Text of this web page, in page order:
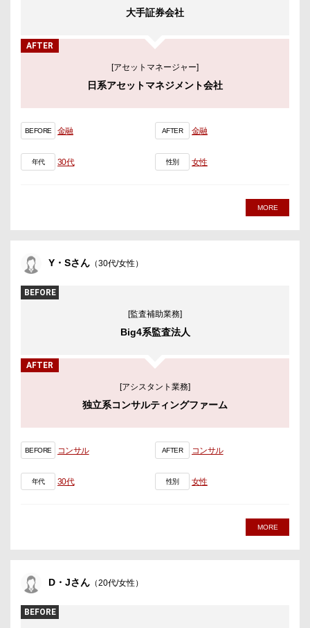
大手証券会社
AFTER
[アセットマネージャー]
日系アセットマネジメント会社
BEFORE 金融 AFTER 金融
年代 30代 性別 女性
MORE
Y・Sさん （30代/女性）
BEFORE
[監査補助業務]
Big4系監査法人
AFTER
[アシスタント業務]
独立系コンサルティングファーム
BEFORE コンサル AFTER コンサル
年代 30代 性別 女性
MORE
D・Jさん （20代/女性）
BEFORE